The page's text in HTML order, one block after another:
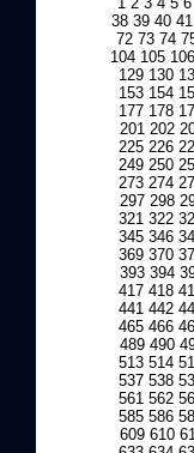
38 39 40 41
72 73 74
104 105 106
129 130
153 154
177 178
201 202
225 226
249 250
273 274
297 298
321 322
345 346
369 370
393 394
417 418
441 442
465 466
489 490
513 514
537 538
561 562
585 586
609 610